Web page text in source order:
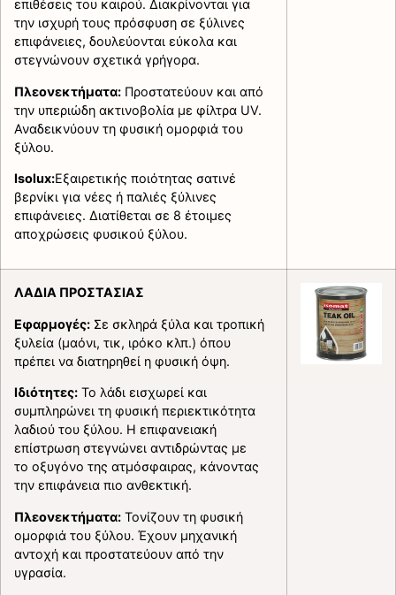
επιθέσεις του καιρού. Διακρίνονται για
την ισχυρή τους πρόσφυση σε ξύλινες
επιφάνειες, δουλεύονται εύκολα και
στεγνώνουν σχετικά γρήγορα.
Πλεονεκτήματα: Προστατεύουν και από
την υπεριώδη ακτινοβολία με φίλτρα UV.
Αναδεικνύουν τη φυσική ομορφιά του
ξύλου.
Isolux:Εξαιρετικής ποιότητας σατινέ
βερνίκι για νέες ή παλιές ξύλινες
επιφάνειες. Διατίθεται σε 8 έτοιμες
αποχρώσεις φυσικού ξύλου.
ΛΑΔΙΑ ΠΡΟΣΤΑΣΙΑΣ
Εφαρμογές: Σε σκληρά ξύλα και τροπική
ξυλεία (μαόνι, τικ, ιρόκο κλπ.) όπου
πρέπει να διατηρηθεί η φυσική όψη.
Ιδιότητες: Το λάδι εισχωρεί και
συμπληρώνει τη φυσική περιεκτικότητα
λαδιού του ξύλου. Η επιφανειακή
επίστρωση στεγνώνει αντιδρώντας με
το οξυγόνο της ατμόσφαιρας, κάνοντας
την επιφάνεια πιο ανθεκτική.
Πλεονεκτήματα: Τονίζουν τη φυσική
ομορφιά του ξύλου. Έχουν μηχανική
αντοχή και προστατεύουν από την
υγρασία.